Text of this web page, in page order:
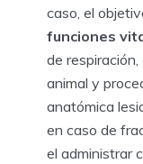
caso, el
funciones
de
animal y
anatómica
en caso de
el administrar